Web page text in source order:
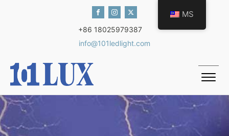
+86 18025979387
info@101ledlight.com
MS